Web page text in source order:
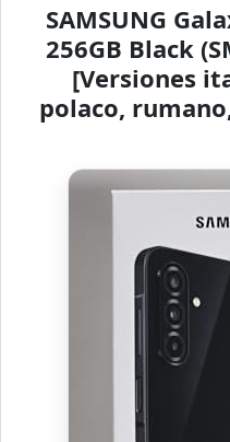
SAMSUNG
256GB Black
[Versiones
polaco,